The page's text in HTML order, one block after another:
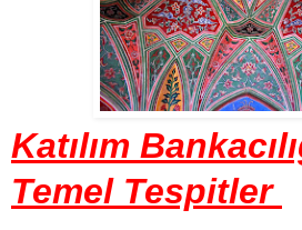
Katılım
Temel Tespitler